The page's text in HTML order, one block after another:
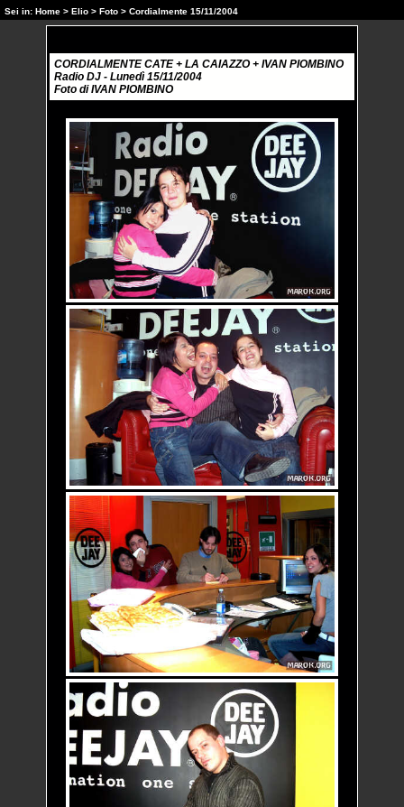
Sei in: Home > Elio > Foto > Cordialmente 15/11/2004
CORDIALMENTE CATE + LA CAIAZZO + IVAN PIOMBINO
Radio DJ - Lunedì 15/11/2004
Foto di IVAN PIOMBINO